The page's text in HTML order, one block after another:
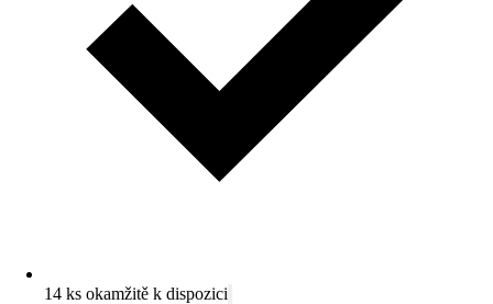
14 ks okamžitě k dispozici